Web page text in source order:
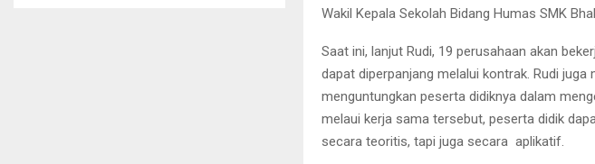
Wakil Kepala Sekolah Bidang Humas SMK
Saat ini, lanjut Rudi, 19 perusahaan akan
dapat diperpanjang melalui kontrak. Rudi
menguntungkan peserta didiknya dalam
melaui kerja sama tersebut, peserta didik
secara teoritis, tapi juga secara aplikatif.